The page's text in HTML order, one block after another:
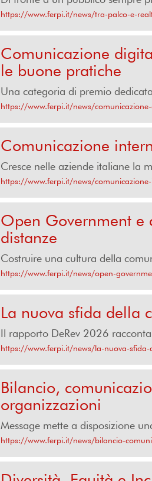
https://www.ferpi.it/news/tra-palco-e-
Comunicazione
le buone pratiche
Una categoria di premio
https://www.ferpi.it/news/
Comunicazione
Cresce nelle aziende italiane la
https://www.ferpi.it/news/
Open Government e
distanze
Costruire una cultura della
https://www.ferpi.it/news/open-
La nuova sfida della
Il rapporto DeRev 2026
https://www.ferpi.it/news/la-nuova-sfida-
Bilancio,
organizzazioni
Message mette a disposizione
https://www.ferpi.it/news/bilancio-